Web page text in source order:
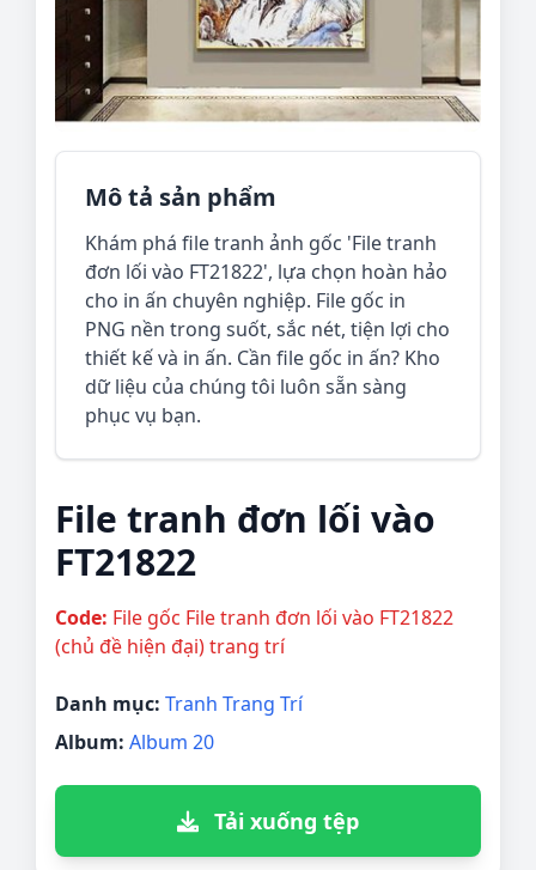
Mô tả sản phẩm
Khám phá file tranh ảnh gốc 'File tranh
đơn lối vào FT21822', lựa chọn hoàn hảo
cho in ấn chuyên nghiệp. File gốc in
PNG nền trong suốt, sắc nét, tiện lợi cho
thiết kế và in ấn. Cần file gốc in ấn? Kho
dữ liệu của chúng tôi luôn sẵn sàng
phục vụ bạn.
File tranh đơn lối vào
FT21822
Code: File gốc File tranh đơn lối vào FT21822
(chủ đề hiện đại) trang trí
Danh mục: Tranh Trang Trí
Album: Album 20
Tải xuống tệp